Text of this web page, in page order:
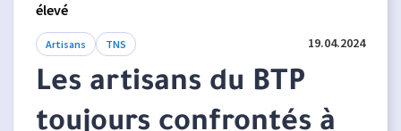
élevé
Artisans TNS 19.04.2024
Les artisans du BTP